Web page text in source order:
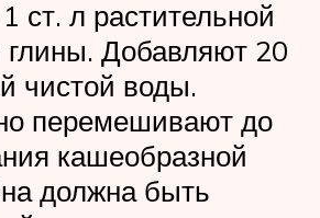
ст. л растительной
Добавляют 20
чистой воды.
перемешивают до
кашеобразной
должна быть